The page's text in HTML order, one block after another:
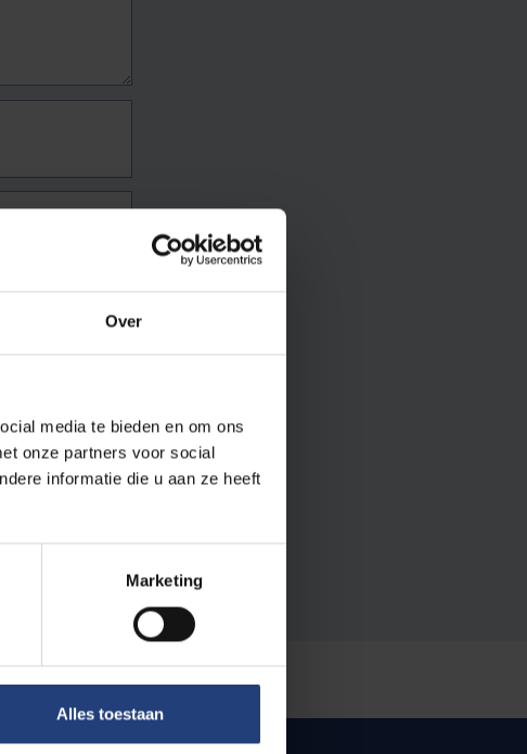
Over
media te bieden en om ons
onze partners voor social
informatie die u aan ze heeft
Marketing
Alles toestaan